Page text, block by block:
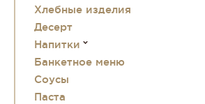
Хлебные изделия
Десерт
Напитки
Банкетное меню
Соусы
Паста